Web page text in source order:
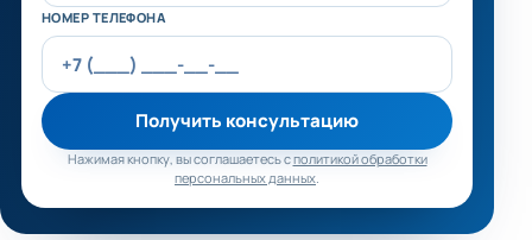
НОМЕР ТЕЛЕФОНА
Получить консультацию
Нажимая кнопку, вы соглашаетесь сполитикой обработки
персональных данных.